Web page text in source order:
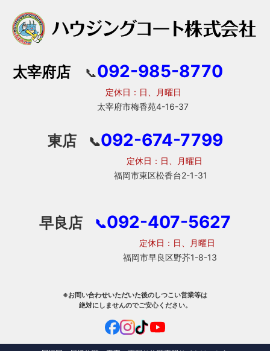
太宰府店 📞092-985-8770
定休日：日、月曜日
太宰府市梅香苑4-16-37
東店 📞092-674-7799
定休日：日、月曜日
福岡市東区松香台2-1-31
早良店 📞092-407-5627
定休日：日、月曜日
福岡市早良区野芥1-8-13
※お問い合わせいただいた後のしつこい営業等は
絶対にしませんのでご安心ください。